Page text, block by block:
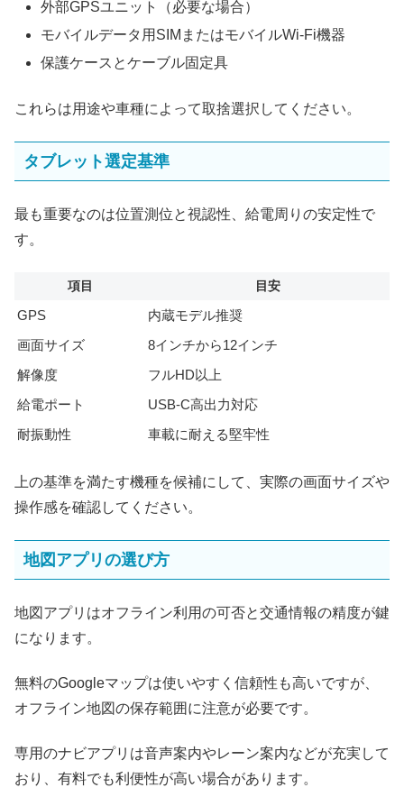
外部GPSユニット（必要な場合）
モバイルデータ用SIMまたはモバイルWi‑Fi機器
保護ケースとケーブル固定具
これらは用途や車種によって取捨選択してください。
タブレット選定基準
最も重要なのは位置測位と視認性、給電周りの安定性で
す。
項目 目安
GPS
内蔵モデル推奨
画面サイズ
8インチから12インチ
解像度
フルHD以上
給電ポート
USB‑C高出力対応
耐振動性
車載に耐える堅牢性
上の基準を満たす機種を候補にして、実際の画面サイズや
操作感を確認してください。
地図アプリの選び方
地図アプリはオフライン利用の可否と交通情報の精度が鍵
になります。
無料のGoogleマップは使いやすく信頼性も高いですが、
オフライン地図の保存範囲に注意が必要です。
専用のナビアプリは音声案内やレーン案内などが充実して
おり、有料でも利便性が高い場合があります。